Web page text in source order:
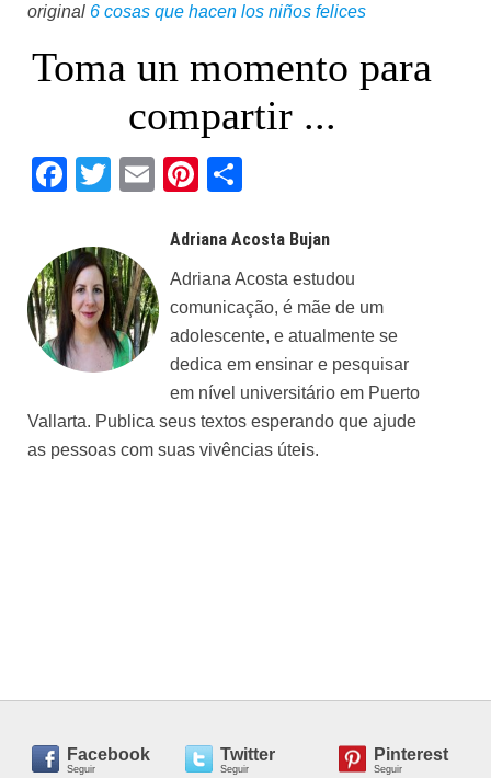
original 6 cosas que hacen los niños felices
Toma un momento para
compartir ...
Facebook
Twitter
EmailPinterest
Adriana Acosta Bujan
Adriana Acosta estudou
comunicação, é mãe de um
adolescente, e atualmente se
dedica em ensinar e pesquisar
em nível universitário em Puerto
Vallarta. Publica seus textos esperando que ajude
as pessoas com suas vivências úteis.
Facebook
Seguir
Twitter
Seguir
Pinterest
Seguir